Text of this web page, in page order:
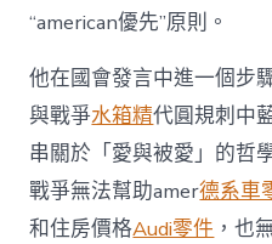
“american優先”原則。
他在國會發言中進一個步
與戰爭水箱精代圓規刺中
串關於「愛與被愛」的哲
戰爭無法幫助amer德系車
和住房價格Audi零件 ，也